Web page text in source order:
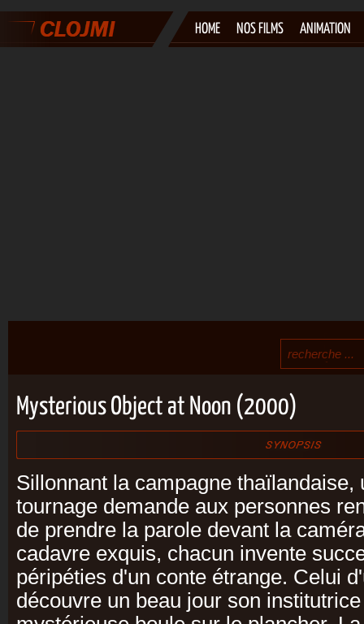
HOME NOS FILMS ANIMATION
Mysterious Object at Noon (2000)
Sillonnant la campagne thaïlandaise,
tournage demande aux personnes
de prendre la parole devant la
cadavre exquis, chacun invente
péripéties d'un conte étrange. Celui
découvre un beau jour son